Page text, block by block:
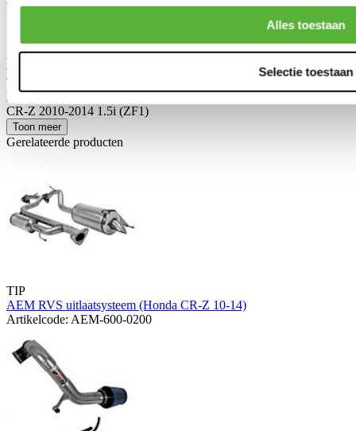
Alles toestaan
Selectie toestaan
toepassing.
Schrijf je eigen review
Alleen geregistreerde gebruikers kunnen reviews schrijven.Log in
of
Toepasbaar op:
Honda
CR-Z 2010-2014 1.5i (ZF1)
Toon meer
Gerelateerde producten
TIP
AEM RVS uitlaatsysteem (Honda CR-Z 10-14)
Artikelcode: AEM-600-0200